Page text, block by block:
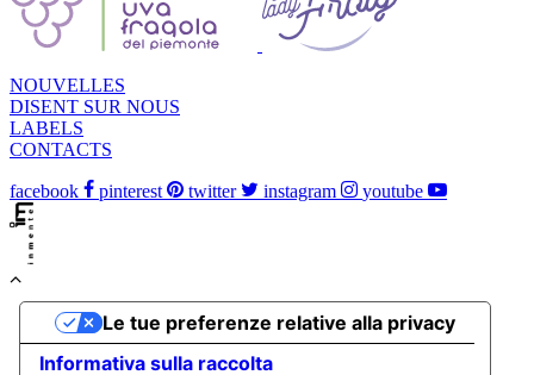
NOUVELLES
DISENT SUR NOUS
LABELS
CONTACTS
facebook pinterest twitter instagram youtube
Informativa sulla raccolta
Le tue preferenze relative alla privacy